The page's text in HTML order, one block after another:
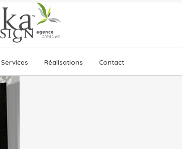
Services Réalisations Contact